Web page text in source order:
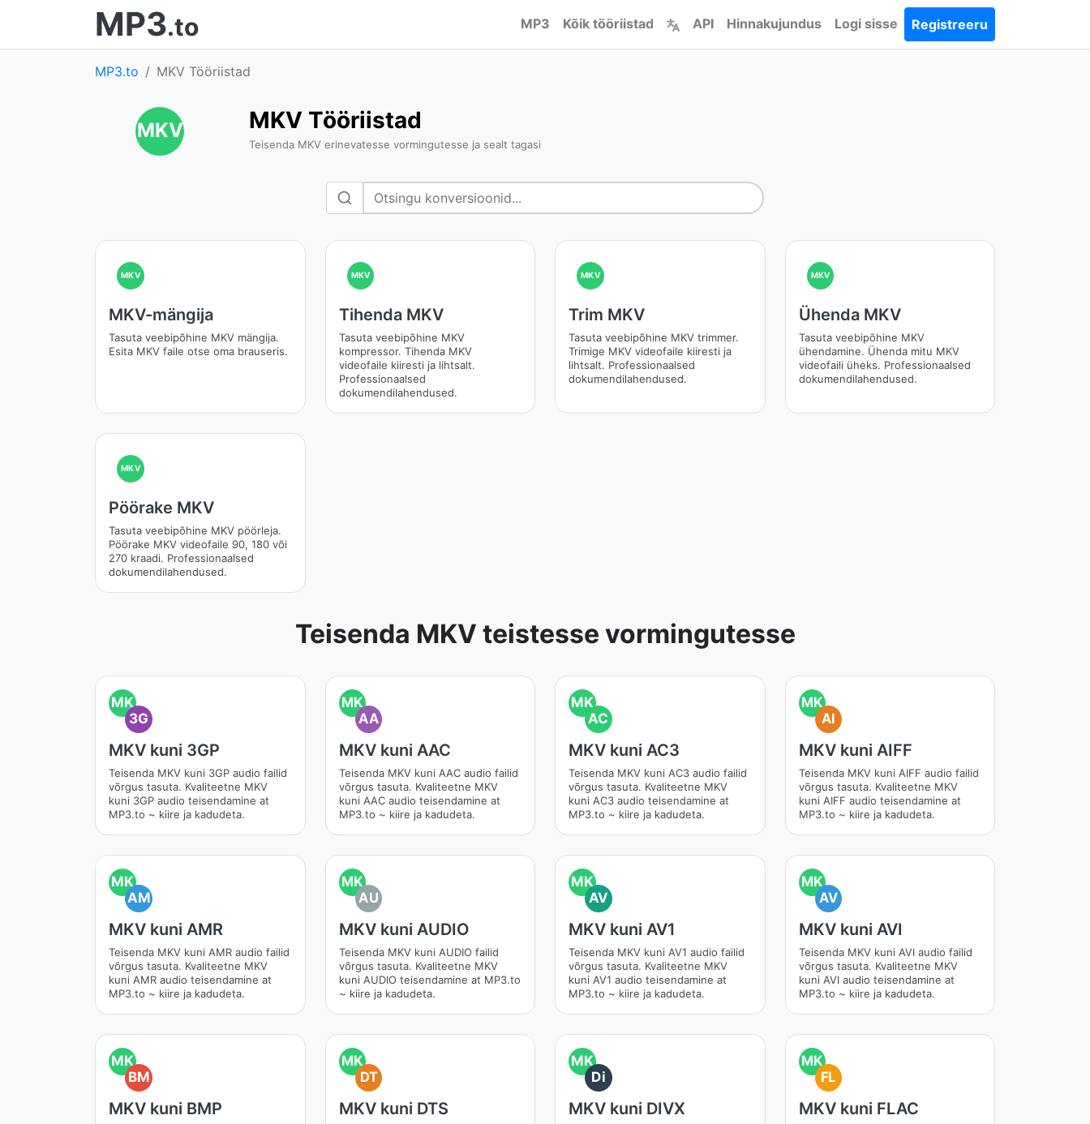
MP3.to MP3 Kõik tööriistad API Hinnakujundus Logi sisse Registreeru
MP3.to MKV Tööriistad
MKV MKV Tööriistad
Teisenda MKV erinevatesse vormingutesse ja sealt tagasi
MKV
MKV-mängija
Tasuta veebipõhine MKV mängija.
Esita MKV faile otse oma brauseris.
MKV
Tihenda MKV
Tasuta veebipõhine MKV
kompressor. Tihenda MKV
videofaile kiiresti ja lihtsalt.
Professionaalsed
dokumendilahendused.
MKV
Trim MKV
Tasuta veebipõhine MKV trimmer.
Trimige MKV videofaile kiiresti ja
lihtsalt. Professionaalsed
dokumendilahendused.
MKV
Ühenda MKV
Tasuta veebipõhine MKV
ühendamine. Ühenda mitu MKV
videofaili üheks. Professionaalsed
dokumendilahendused.
MKV
Pöörake MKV
Tasuta veebipõhine MKV pöörleja.
Pöörake MKV videofaile 90, 180 või
270 kraadi. Professionaalsed
dokumendilahendused.
Teisenda MKV teistesse vormingutesse
MK
3G
MKV kuni 3GP
Teisenda MKV kuni 3GP audio failid
võrgus tasuta. Kvaliteetne MKV
kuni 3GP audio teisendamine at
MP3.to ~ kiire ja kadudeta.
MK
AA
MKV kuni AAC
Teisenda MKV kuni AAC audio failid
võrgus tasuta. Kvaliteetne MKV
kuni AAC audio teisendamine at
MP3.to ~ kiire ja kadudeta.
MK
AC
MKV kuni AC3
Teisenda MKV kuni AC3 audio failid
võrgus tasuta. Kvaliteetne MKV
kuni AC3 audio teisendamine at
MP3.to ~ kiire ja kadudeta.
MK
AI
MKV kuni AIFF
Teisenda MKV kuni AIFF audio failid
võrgus tasuta. Kvaliteetne MKV
kuni AIFF audio teisendamine at
MP3.to ~ kiire ja kadudeta.
MK
AM
MKV kuni AMR
Teisenda MKV kuni AMR audio failid
võrgus tasuta. Kvaliteetne MKV
kuni AMR audio teisendamine at
MP3.to ~ kiire ja kadudeta.
MK
AU
MKV kuni AUDIO
Teisenda MKV kuni AUDIO failid
võrgus tasuta. Kvaliteetne MKV
kuni AUDIO teisendamine at MP3.to
~ kiire ja kadudeta.
MK
AV
MKV kuni AV1
Teisenda MKV kuni AV1 audio failid
võrgus tasuta. Kvaliteetne MKV
kuni AV1 audio teisendamine at
MP3.to ~ kiire ja kadudeta.
MK
AV
MKV kuni AVI
Teisenda MKV kuni AVI audio failid
võrgus tasuta. Kvaliteetne MKV
kuni AVI audio teisendamine at
MP3.to ~ kiire ja kadudeta.
MK
BM
MKV kuni BMP
MK
DT
MKV kuni DTS
MK
Di
MKV kuni DIVX
MK
FL
MKV kuni FLAC